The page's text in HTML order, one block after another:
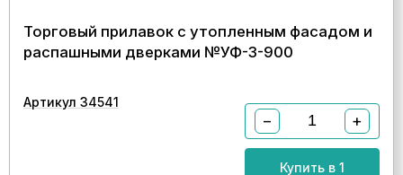
Торговый прилавок с утопленным фасадом и
распашными дверками №УФ-3-900
Артикул 34541
− +
Купить в 1